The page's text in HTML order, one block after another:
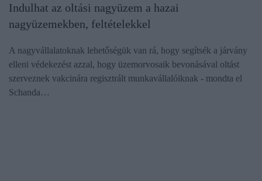
Indulhat az oltási nagyüzem a hazai
nagyüzemekben, feltételekkel
A nagyvállalatoknak lehetőségük van rá, hogy segítsék a járvány
elleni védekezést azzal, hogy üzemorvosaik bevonásával oltást
szerveznek vakcinára regisztrált munkavállalóiknak - mondta el
Schanda…